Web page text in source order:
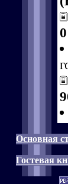
Основная
Гостевая